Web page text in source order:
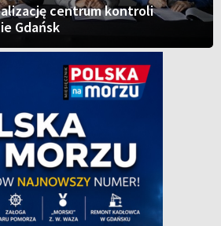
centrum kontroli
Gdańsk